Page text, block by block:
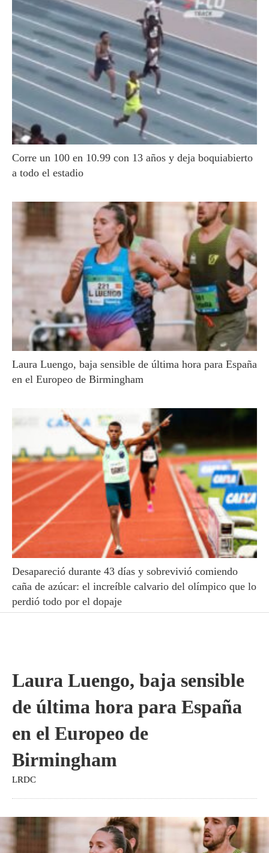
Corre un 100 en 10.99 con 13 años y deja boquiabierto
a todo el estadio
Laura Luengo, baja sensible de última hora para España
en el Europeo de Birmingham
Desapareció durante 43 días y sobrevivió comiendo
caña de azúcar: el increíble calvario del olímpico que lo
perdió todo por el dopaje